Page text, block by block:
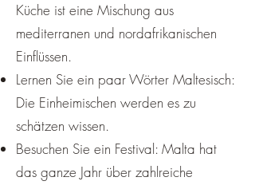
Küche ist eine Mischung aus
mediterranen und nordafrikanischen
Einflüssen.
Lernen Sie ein paar Wörter Maltesisch:
Die Einheimischen werden es zu
schätzen wissen.
Besuchen Sie ein Festival: Malta hat
das ganze Jahr über zahlreiche